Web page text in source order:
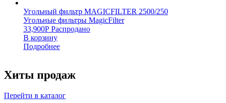
Угольный фильтр MAGICFILTER 2500/250
Угольные фильтры MagicFilter
33,900Р Распродано
В корзину
Подробнее
Хиты продаж
Перейти в каталог